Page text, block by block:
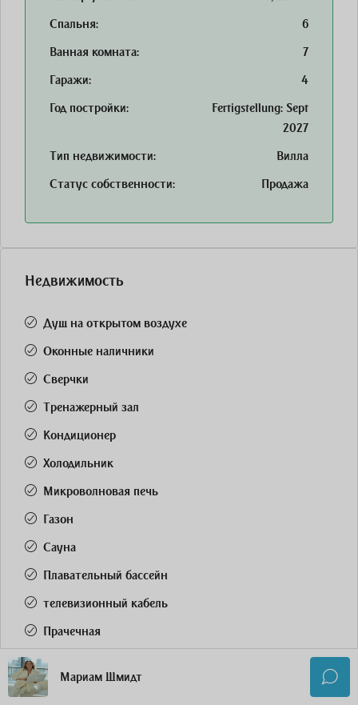
Спальня:
6
Ванная комната:
7
Гаражи:
4
Год постройки:
Fertigstellung: Sept
2027
Тип недвижимости:
Вилла
Статус собственности:
Продажа
Недвижимость
Душ на открытом воздухе
Оконные наличники
Сверчки
Тренажерный зал
Кондиционер
Холодильник
Микроволновая печь
Газон
Сауна
Плавательный бассейн
телевизионный кабель
Прачечная
Сушильная машина
Стиральная машина
Мариам Шмидт